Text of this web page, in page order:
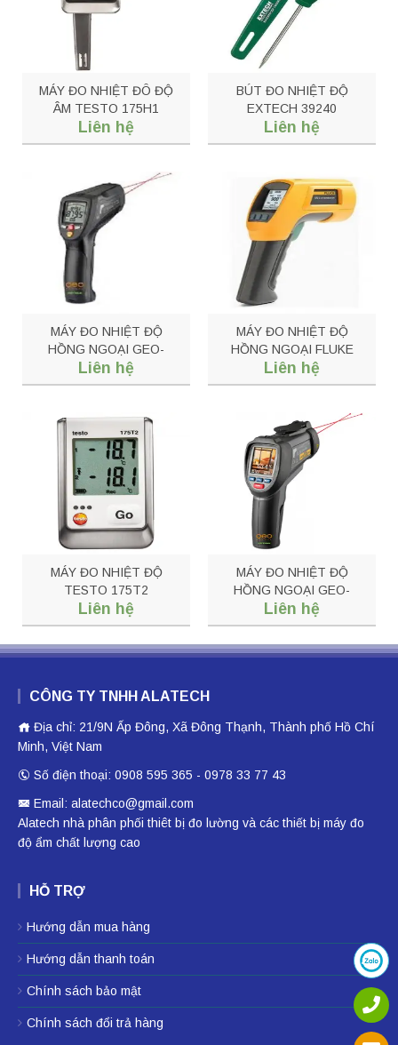
MÁY ĐO NHIỆT ĐÔ ĐỘ
ÂM TESTO 175H1
Liên hệ
BÚT ĐO NHIỆT ĐỘ
EXTECH 39240
Liên hệ
MÁY ĐO NHIỆT ĐỘ
HỒNG NGOẠI GEO-
FIRT1600 DATA
Liên hệ
MÁY ĐO NHIỆT ĐỘ
HỒNG NGOẠI FLUKE
572-2
Liên hệ
MÁY ĐO NHIỆT ĐỘ
TESTO 175T2
Liên hệ
MÁY ĐO NHIỆT ĐỘ
HỒNG NGOẠI GEO-
FIRT1000 DATAVISION
Liên hệ
CÔNG TY TNHH ALATECH
Địa chỉ: 21/9N Ấp Đông, Xã Đông Thạnh, Thành phố Hồ Chí
Minh, Việt Nam
Số điện thoại: 0908 595 365 - 0978 33 77 43
Email: alatechco@gmail.com
Alatech nhà phân phối thiêt bị đo lường và các thiết bị máy đo
độ ẩm chất lượng cao
HỖ TRỢ
Hướng dẫn mua hàng
Hướng dẫn thanh toán
Chính sách bảo mật
Chính sách đổi trả hàng